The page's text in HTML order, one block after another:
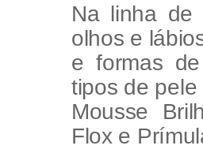
Na linha de
olhos e
e formas
tipos de
Mousse
Flox e